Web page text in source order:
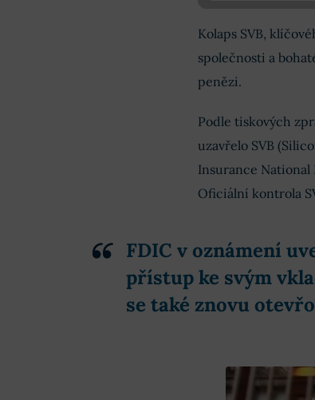
Kolaps SVB,
společnosti a
penězi.
Podle tiskových
uzavřelo SVB
Insurance National
Oficiální kontrola
FDIC v oznámení
přístup ke svým
se také znovu